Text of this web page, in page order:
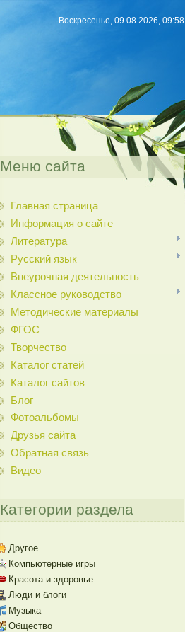
Воскресенье, 09.08.2026, 09:58
Меню сайта
Главная страница
Информация о сайте
Литература
Русский язык
Внеурочная деятельность
Классное руководство
Методические материалы
ФГОС
Творчество
Каталог статей
Каталог сайтов
Блог
Фотоальбомы
Друзья сайта
Обратная связь
Видео
Категории раздела
Другое
Компьютерные игры
Красота и здоровье
Люди и блоги
Музыка
Общество